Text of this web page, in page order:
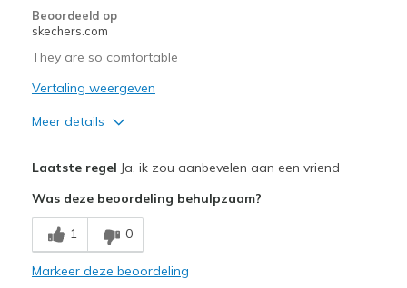
Beoordeeld op
skechers.com
They are so comfortable
Vertaling weergeven
Meer details
Comfortable
Stylish
Laatste regel Ja, ik zou aanbevelen aan een vriend
Was deze beoordeling behulpzaam?
1 0
Markeer deze beoordeling